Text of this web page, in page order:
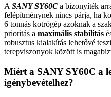
A SANY SY60C a bizonyíték
felépítménynek nincs párja, ha
6 tonnás kotrógép azoknak a
prioritás a maximális stabilitás
robusztus kialakítás lehetővé
terepviszonyok között is
Miért a SANY SY60C a
igénybevételhez?